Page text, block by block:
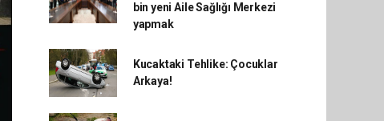
bin yeni Aile Sağlığı Merkezi
yapmak
Kucaktaki Tehlike: Çocuklar
Arkaya!